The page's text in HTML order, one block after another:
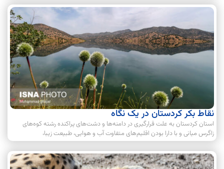
نقاط بکر کردستان در یک نگاه
استان کردستان به علت قرارگیری در دامنه‌ها و دشت‌های پراکنده رشته کوه‌های
زاگرس میانی و با دارا بودن اقلیم‌های متفاوت آب و هوایی، طبیعت زیبا،